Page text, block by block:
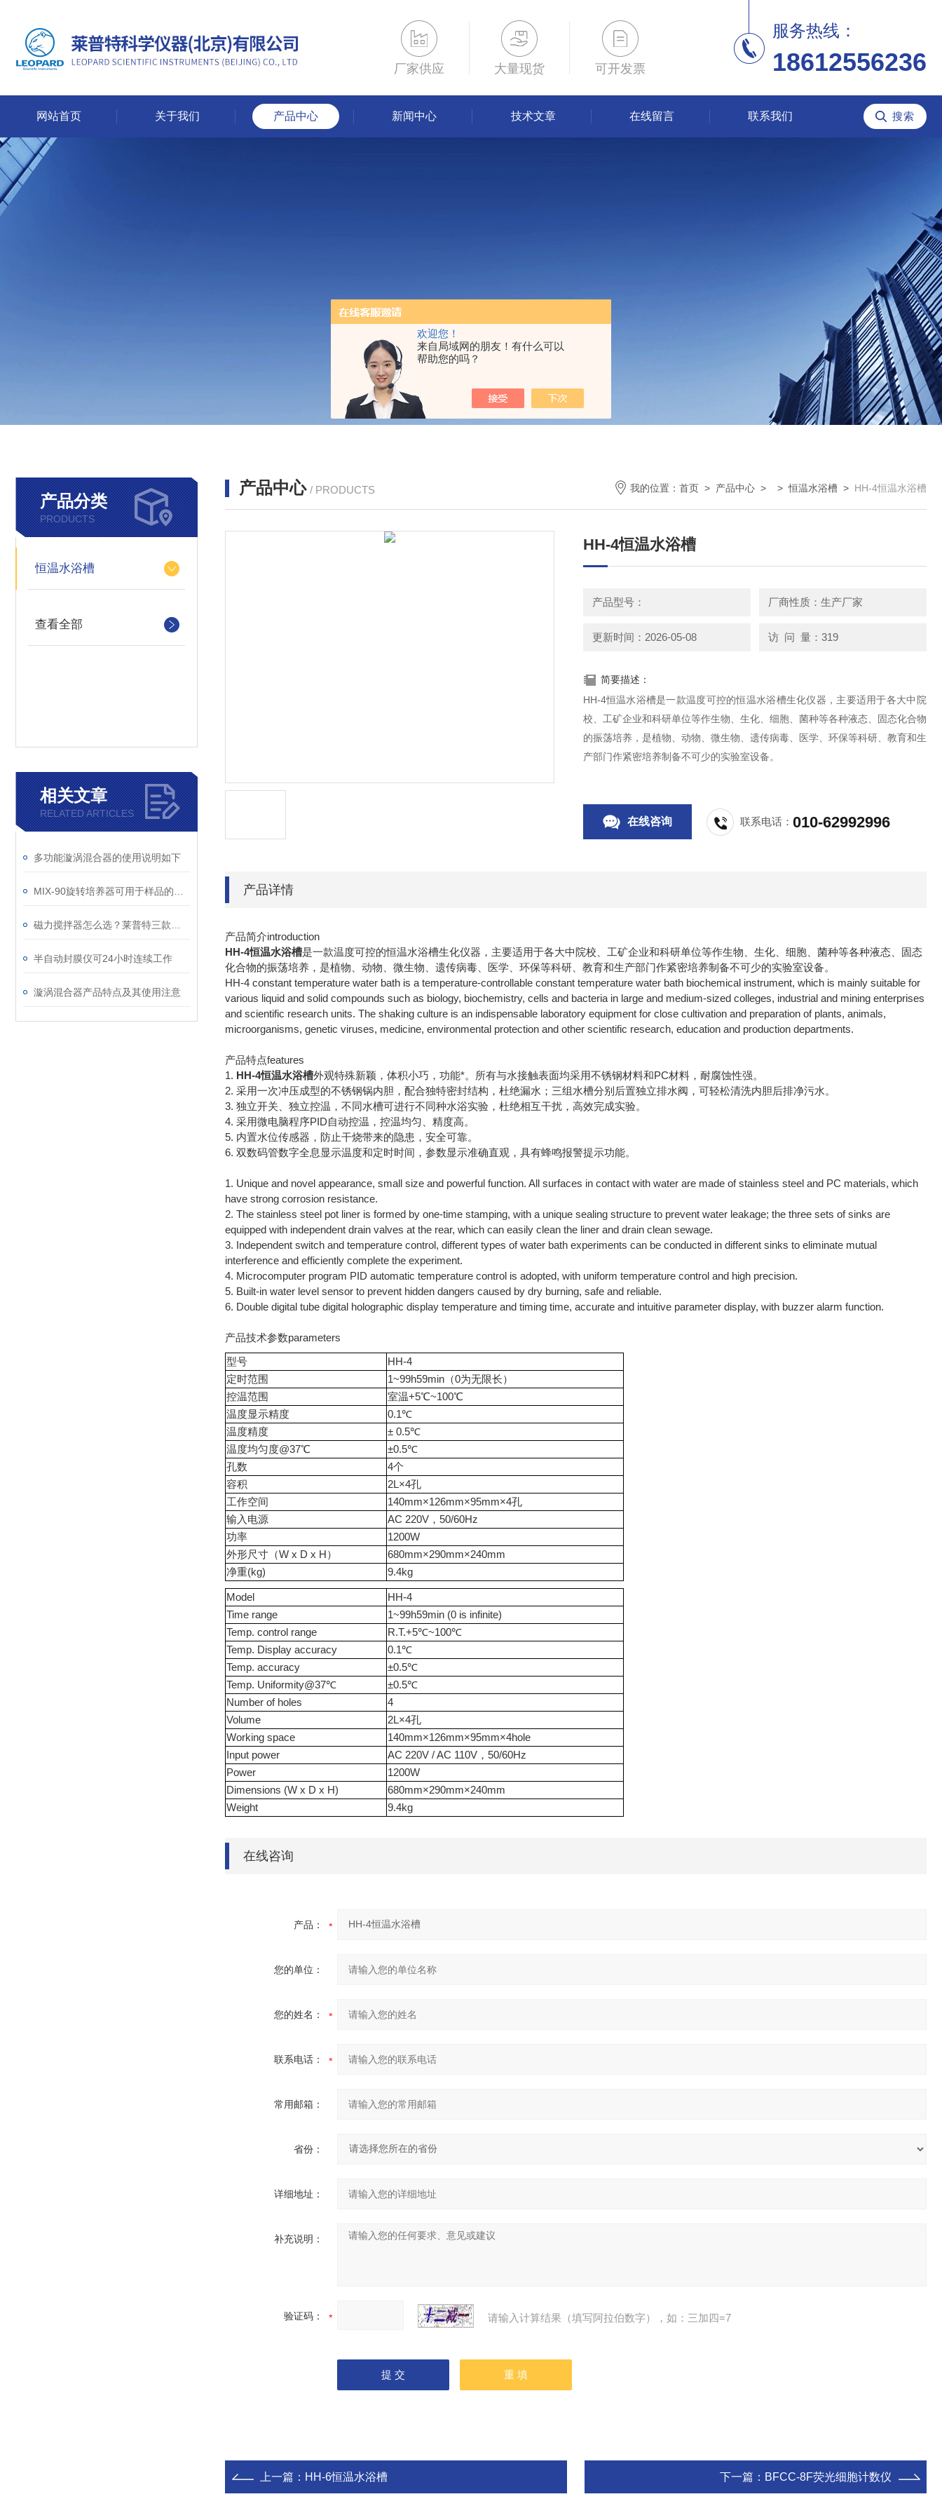
欢迎您！
来自局域网的朋友！有什么可以
帮助您的吗？
厂家供应 大量现货 可开发票
服务热线：
18612556236
网站首页 关于我们 产品中心 新闻中心 技术文章 在线留言 联系我们
产品分类
PRODUCTS
恒温水浴槽
查看全部
相关文章
RELATED ARTICLES
多功能漩涡混合器的使用说明如下
半自动封膜仪可24小时连续工作
漩涡混合器产品特点及其使用注意
产品中心 / PRODUCTS 我的位置： 首页 > 产品中心 > >恒温水浴槽 > HH-4恒温水浴槽
HH-4恒温水浴槽
产品型号： 厂商性质：生产厂家
更新时间：2026-05-08 访 问 量：319
简要描述：
HH-4恒温水浴槽是一款温度可控的恒温水浴槽生化仪器，主要适用于各大中院
校、工矿企业和科研单位等作生物、生化、细胞、菌种等各种液态、固态化合物
的振荡培养，是植物、动物、微生物、遗传病毒、医学、环保等科研、教育和生
产部门作紧密培养制备不可少的实验室设备。
在线咨询 联系电话：010-62992996
产品详情
产品简介introduction
HH-4恒温水浴槽是一款温度可控的恒温水浴槽生化仪器，主要适用于各大中院校、工矿企业和科研单位等作生物、生化、细胞、菌种等各种液态、固态
化合物的振荡培养，是植物、动物、微生物、遗传病毒、医学、环保等科研、教育和生产部门作紧密培养制备不可少的实验室设备。
HH-4 constant temperature water bath is a temperature-controllable constant temperature water bath biochemical instrument, which is mainly suitable for
various liquid and solid compounds such as biology, biochemistry, cells and bacteria in large and medium-sized colleges, industrial and mining enterprises
and scientific research units. The shaking culture is an indispensable laboratory equipment for close cultivation and preparation of plants, animals,
microorganisms, genetic viruses, medicine, environmental protection and other scientific research, education and production departments.
产品特点features
1. HH-4恒温水浴槽外观特殊新颖，体积小巧，功能*。所有与水接触表面均采用不锈钢材料和PC材料，耐腐蚀性强。
2. 采用一次冲压成型的不锈钢锅内胆，配合独特密封结构，杜绝漏水；三组水槽分别后置独立排水阀，可轻松清洗内胆后排净污水。
3. 独立开关、独立控温，不同水槽可进行不同种水浴实验，杜绝相互干扰，高效完成实验。
4. 采用微电脑程序PID自动控温，控温均匀、精度高。
5. 内置水位传感器，防止干烧带来的隐患，安全可靠。
6. 双数码管数字全息显示温度和定时时间，参数显示准确直观，具有蜂鸣报警提示功能。
1. Unique and novel appearance, small size and powerful function. All surfaces in contact with water are made of stainless steel and PC materials, which
have strong corrosion resistance.
2. The stainless steel pot liner is formed by one-time stamping, with a unique sealing structure to prevent water leakage; the three sets of sinks are
equipped with independent drain valves at the rear, which can easily clean the liner and drain clean sewage.
3. Independent switch and temperature control, different types of water bath experiments can be conducted in different sinks to eliminate mutual
interference and efficiently complete the experiment.
4. Microcomputer program PID automatic temperature control is adopted, with uniform temperature control and high precision.
5. Built-in water level sensor to prevent hidden dangers caused by dry burning, safe and reliable.
6. Double digital tube digital holographic display temperature and timing time, accurate and intuitive parameter display, with buzzer alarm function.
产品技术参数parameters
型号
HH-4
定时范围
1~99h59min（0为无限长）
控温范围
室温+5℃~100℃
温度显示精度
0.1℃
温度精度
± 0.5℃
温度均匀度@37℃
±0.5℃
孔数
4个
容积
2L×4孔
工作空间
140mm×126mm×95mm×4孔
输入电源
AC 220V，50/60Hz
功率
1200W
外形尺寸（W x D x H）
680mm×290mm×240mm
净重(kg)
9.4kg
Model
HH-4
Time range
1~99h59min (0 is infinite)
Temp. control range
R.T.+5℃~100℃
Temp. Display accuracy
0.1℃
Temp. accuracy
±0.5℃
Temp. Uniformity@37℃
±0.5℃
Number of holes
4
Volume
2L×4孔
Working space
140mm×126mm×95mm×4hole
Input power
AC 220V / AC 110V，50/60Hz
Power
1200W
Dimensions (W x D x H)
680mm×290mm×240mm
Weight
9.4kg
在线咨询
产品：
您的单位：
您的姓名：
联系电话：
常用邮箱：
省份：
详细地址：
补充说明：
验证码： 请输入计算结果（填写阿拉伯数字），如：三加四=7
上一篇： HH-6恒温水浴槽 下一篇： BFCC-8F荧光细胞计数仪